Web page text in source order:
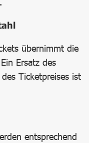
übernimmt die
Ersatz des
Ticketpreises ist
entsprechend